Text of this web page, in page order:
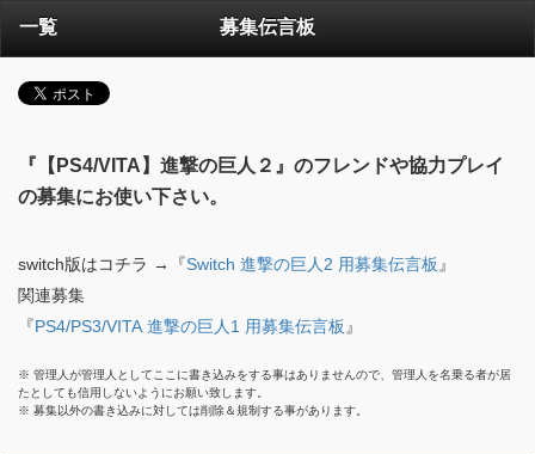
一覧 募集伝言板
『【PS4/VITA】進撃の巨人２』のフレンドや協力プレイ
の募集にお使い下さい。
switch版はコチラ →『Switch 進撃の巨人2 用募集伝言板 』
関連募集
『PS4/PS3/VITA 進撃の巨人1 用募集伝言板 』
※ 管理人が管理人としてここに書き込みをする事はありませんので、管理人を名乗る者が居
たとしても信用しないようにお願い致します。
※ 募集以外の書き込みに対しては削除＆規制する事があります。